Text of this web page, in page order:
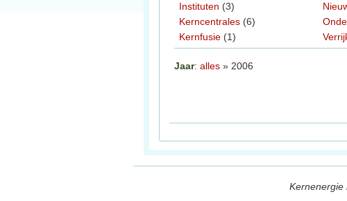
Instituten (3)
Kerncentrales (6)
Kernfusie (1)
Jaar: alles » 2006
Kernenergie